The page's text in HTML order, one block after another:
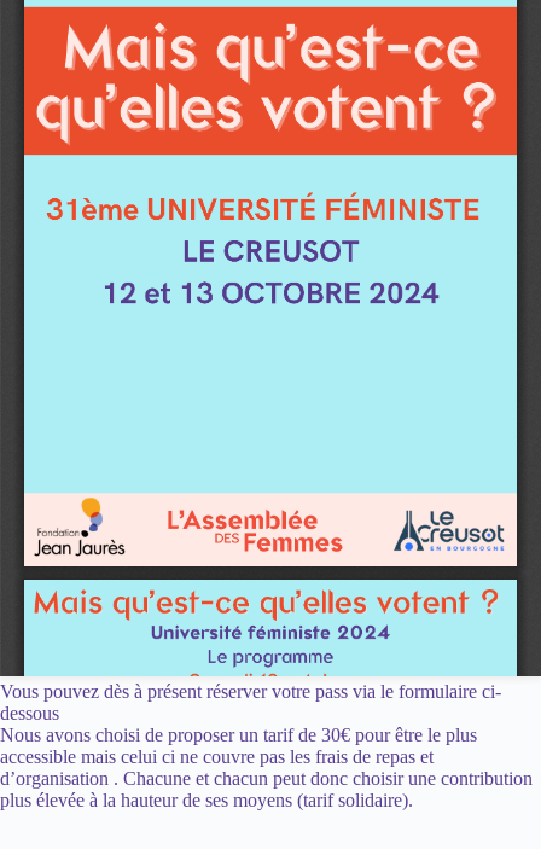
Vous pouvez dès à présent réserver votre pass via le formulaire ci-
dessous
Nous avons choisi de proposer un tarif de 30€ pour être le plus
accessible mais celui ci ne couvre pas les frais de repas et
d’organisation . Chacune et chacun peut donc choisir une contribution
plus élevée à la hauteur de ses moyens (tarif solidaire).